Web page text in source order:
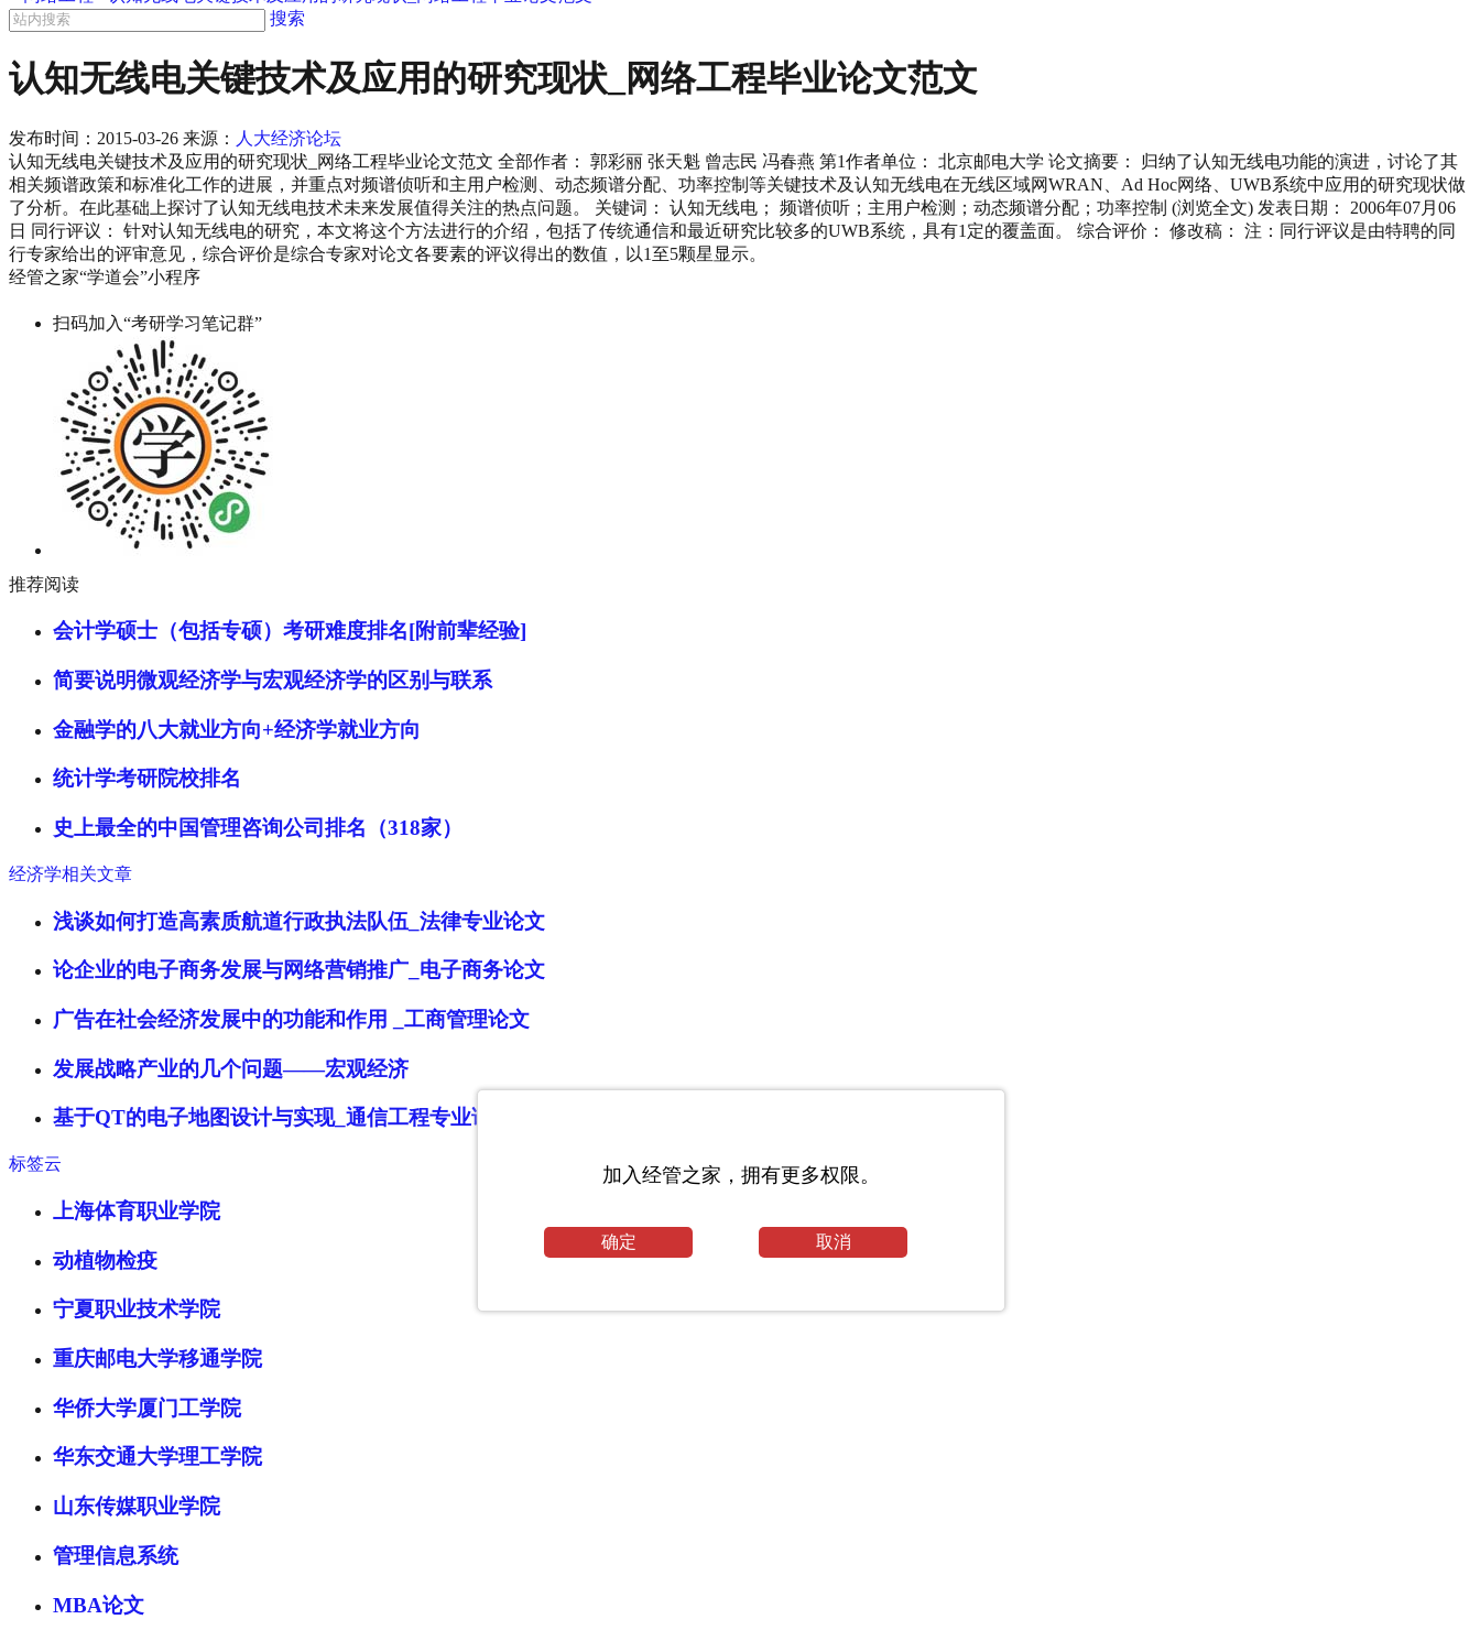
搜索
认知无线电关键技术及应用的研究现状_网络工程毕业论文范文
发布时间： 2015-03-26 来源： 人大经济论坛
认知无线电关键技术及应用的研究现状_网络工程毕业论文范文 全部作者： 郭彩丽 张天魁 曾志民 冯春燕 第1作者单位： 北京邮电大学 论文摘要： 归纳了认知无线电功能的演进，讨论了其
相关频谱政策和标准化工作的进展，并重点对频谱侦听和主用户检测、动态频谱分配、功率控制等关键技术及认知无线电在无线区域网WRAN、Ad Hoc网络、UWB系统中应用的研究现状做
了分析。在此基础上探讨了认知无线电技术未来发展值得关注的热点问题。 关键词： 认知无线电； 频谱侦听；主用户检测；动态频谱分配；功率控制 (浏览全文) 发表日期： 2006年07月06
日 同行评议： 针对认知无线电的研究，本文将这个方法进行的介绍，包括了传统通信和最近研究比较多的UWB系统，具有1定的覆盖面。 综合评价： 修改稿： 注：同行评议是由特聘的同
行专家给出的评审意见，综合评价是综合专家对论文各要素的评议得出的数值，以1至5颗星显示。
经管之家“学道会”小程序
扫码加入“考研学习笔记群”
推荐阅读
会计学硕士（包括专硕）考研难度排名[附前辈经验]
简要说明微观经济学与宏观经济学的区别与联系
金融学的八大就业方向+经济学就业方向
统计学考研院校排名
史上最全的中国管理咨询公司排名（318家）
经济学相关文章
浅谈如何打造高素质航道行政执法队伍_法律专业论文
论企业的电子商务发展与网络营销推广_电子商务论文
广告在社会经济发展中的功能和作用 _工商管理论文
发展战略产业的几个问题——宏观经济
基于QT的电子地图设计与实现_通信工程专业论文范文
标签云
上海体育职业学院
动植物检疫
宁夏职业技术学院
重庆邮电大学移通学院
华侨大学厦门工学院
华东交通大学理工学院
山东传媒职业学院
管理信息系统
MBA论文
加入经管之家，拥有更多权限。
确定 取消